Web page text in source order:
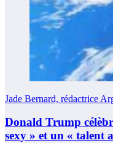
Jade Bernard, rédactrice
Donald Trump
sexy » et un « talent